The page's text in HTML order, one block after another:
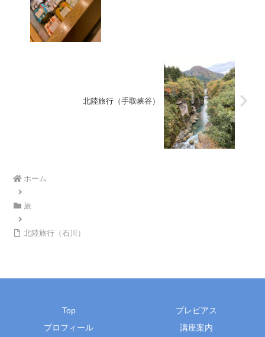
北陸旅行（手取峡谷）
ホーム
旅
北陸旅行（石川）
Top
プレビアス
プロフィール
講座案内